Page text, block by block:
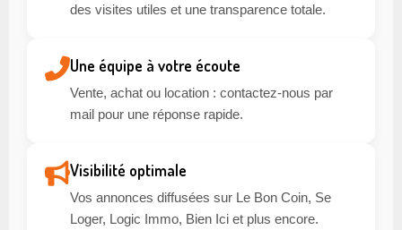
des visites utiles et une transparence totale.
Une équipe à votre écoute
Vente, achat ou location : contactez-nous par
mail pour une réponse rapide.
Visibilité optimale
Vos annonces diffusées sur Le Bon Coin, Se
Loger, Logic Immo, Bien Ici et plus encore.